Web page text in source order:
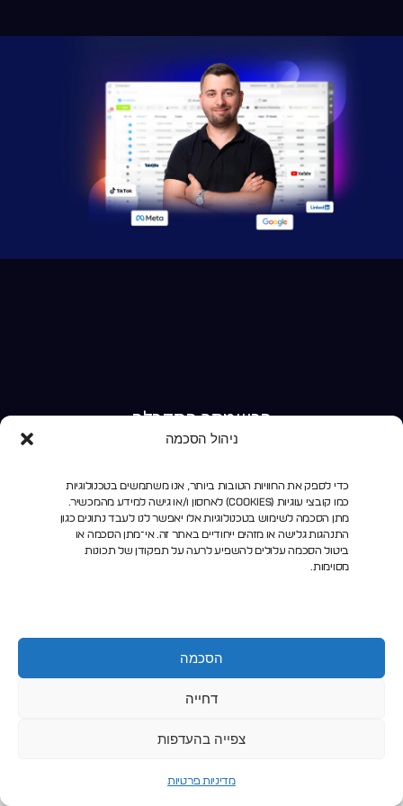
ניהול הסכמה
כדי לספק את החוויות הטובות ביותר, אנו משתמשים בטכנולוגיות
כמו קובצי עוגיות (Cookies) לאחסון ו/או גישה למידע מהמכשיר.
מתן הסכמה לשימוש בטכנולוגיות אלו יאפשר לנו לעבד נתונים כגון
התנהגות גלישה או מזהים ייחודיים באתר זה. אי־מתן הסכמה או
ביטול הסכמה עלולים להשפיע לרעה על תפקודן של תכונות
מסוימות.
הסכמה
דחייה
צפייה בהעדפות
מדיניות פרטיות
הרשמתך התקבלה
כמעט סיימת!
להשלמת ההרשמה הצטרפו לקבוצת וואצאפ
הצטרפות לקבוצת וואצאפ
הצטרפות לקבוצת וואצאפ